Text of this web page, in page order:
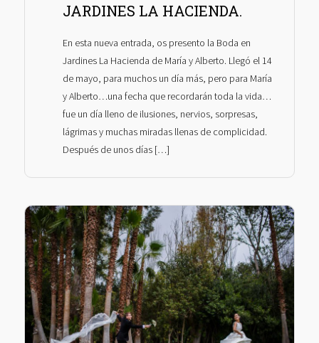
JARDINES LA HACIENDA.
En esta nueva entrada, os presento la Boda en
Jardines La Hacienda de María y Alberto. Llegó el 14
de mayo, para muchos un día más, pero para María
y Alberto…una fecha que recordarán toda la vida…
fue un día lleno de ilusiones, nervios, sorpresas,
lágrimas y muchas miradas llenas de complicidad.
Después de unos días […]